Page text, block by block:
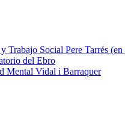
Trabajo Social Pere Tarrés
del Ebro
Mental Vidal i Barraquer